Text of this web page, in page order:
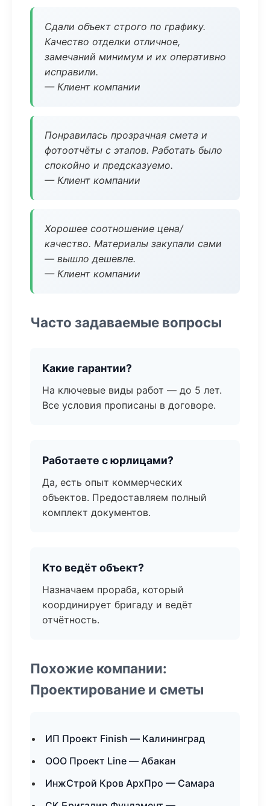
Сдали объект строго по графику.
Качество отделки отличное,
замечаний минимум и их оперативно
исправили.
— Клиент компании
Понравилась прозрачная смета и
фотоотчёты с этапов. Работать было
спокойно и предсказуемо.
— Клиент компании
Хорошее соотношение цена/
качество. Материалы закупали сами
— вышло дешевле.
— Клиент компании
Часто задаваемые вопросы
Какие гарантии?
На ключевые виды работ — до 5 лет.
Все условия прописаны в договоре.
Работаете с юрлицами?
Да, есть опыт коммерческих
объектов. Предоставляем полный
комплект документов.
Кто ведёт объект?
Назначаем прораба, который
координирует бригаду и ведёт
отчётность.
Похожие компании:
Проектирование и сметы
ИП Проект Finish — Калининград
ООО Проект Line — Абакан
ИнжСтрой Кров АрхПро — Самара